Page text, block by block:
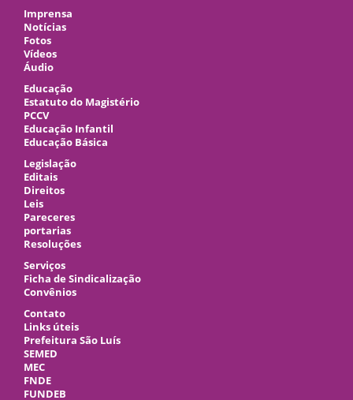
Imprensa
Notícias
Fotos
Vídeos
Áudio
Educação
Estatuto do Magistério
PCCV
Educação Infantil
Educação Básica
Legislação
Editais
Direitos
Leis
Pareceres
portarias
Resoluções
Serviços
Ficha de Sindicalização
Convênios
Contato
Links úteis
Prefeitura São Luís
SEMED
MEC
FNDE
FUNDEB